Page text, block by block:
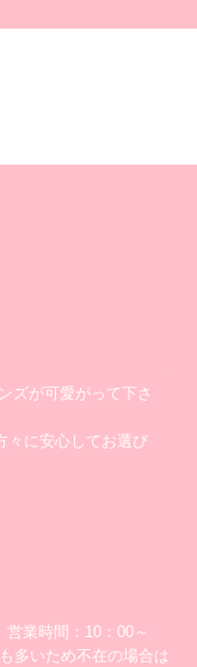
ズが可愛がって下さ
々に安心してお選び
業時間：10：00～
多いため不在の場合は